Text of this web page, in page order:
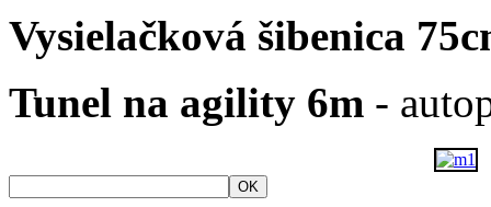
Vysielačková šibenica
Tunel na agility 6m -
OK